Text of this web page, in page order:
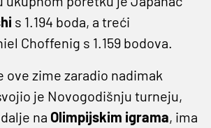
s 1.194 boda, a treći
Choffenig s 1.159 bodova.
ove zime zaradio nadimak
je Novogodišnju turneju,
na Olimpijskim igrama, ima